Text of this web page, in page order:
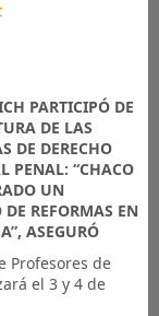
PARTICIPÓ DE
DE LAS
DE DERECHO
PENAL: “CHACO
UN
DE REFORMAS EN
ASEGURÓ
Profesores de
el 3 y 4 de